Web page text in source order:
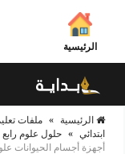
الرئيسية
الرئيسية » ملفات
ابتدائي » حلول علوم رابع
أجهزة أجسام الحيوانات